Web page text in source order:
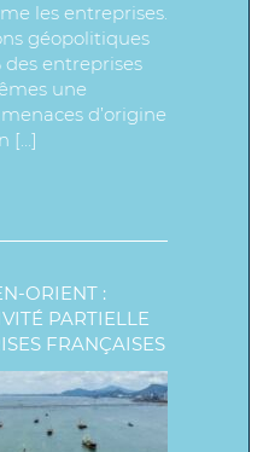
les entreprises.
géopolitiques
des entreprises
une
d’origine
[…]
ORIENT :
PARTIELLE
FRANÇAISES